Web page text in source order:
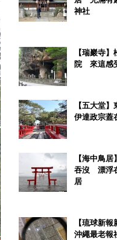
神社
【瑞巖寺
院 來這感
【五大堂
伊達政宗蓋
【海中鳥
吞沒 漂浮
居
【琉球新
沖繩最老